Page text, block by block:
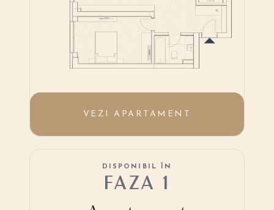
VEZI APARTAMENT
DISPONIBIL ÎN
FAZA 1